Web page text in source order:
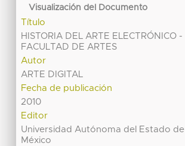
Visualización del Documento
Título
HISTORIA DEL ARTE ELECTRÓNICO -
FACULTAD DE ARTES
Autor
ARTE DIGITAL
Fecha de publicación
2010
Editor
Universidad Autónoma del Estado de
México